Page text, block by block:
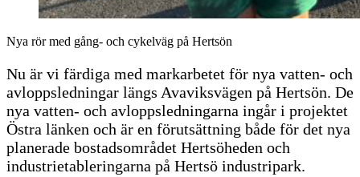
Nya rör med gång- och cykelväg på Hertsön
Nu är vi färdiga med markarbetet för nya vatten- och
avloppsledningar längs Avaviksvägen på Hertsön. De
nya vatten- och avloppsledningarna ingår i projektet
Östra länken och är en förutsättning både för det nya
planerade bostadsområdet Hertsöheden och
industrietableringarna på Hertsö industripark.